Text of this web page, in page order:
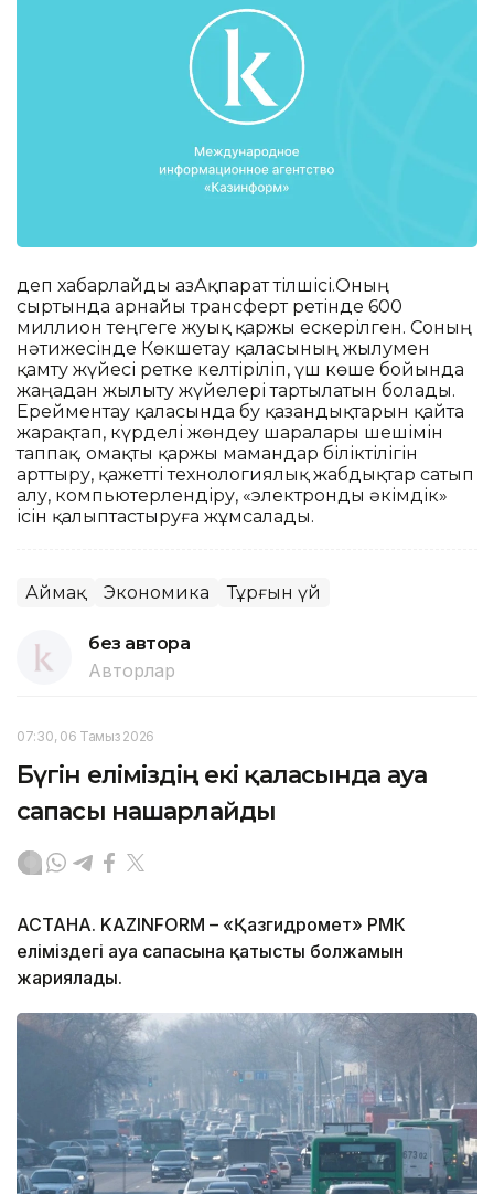
деп хабарлайды ҚазАқпарат тілшісі.Оның
сыртында арнайы трансферт ретінде 600
миллион теңгеге жуық қаржы ескерілген. Соның
нәтижесінде Көкшетау қаласының жылумен
қамту жүйесі ретке келтіріліп, үш көше бойында
жаңадан жылыту жүйелері тартылатын болады.
Ерейментау қаласында бу қазандықтарын қайта
жарақтап, күрделі жөндеу шаралары шешімін
таппақ. Қомақты қаржы мамандар біліктілігін
арттыру, қажетті технологиялық жабдықтар сатып
алу, компьютерлендіру, «электронды әкімдік»
ісін қалыптастыруға жұмсалады.
Аймақ Экономика Тұрғын үй
без автора
Авторлар
07:30, 06 Тамыз 2026
Бүгін еліміздің екі қаласында ауа
сапасы нашарлайды
АСТАНА. KAZINFORM – «Қазгидромет» РМК
еліміздегі ауа сапасына қатысты болжамын
жариялады.